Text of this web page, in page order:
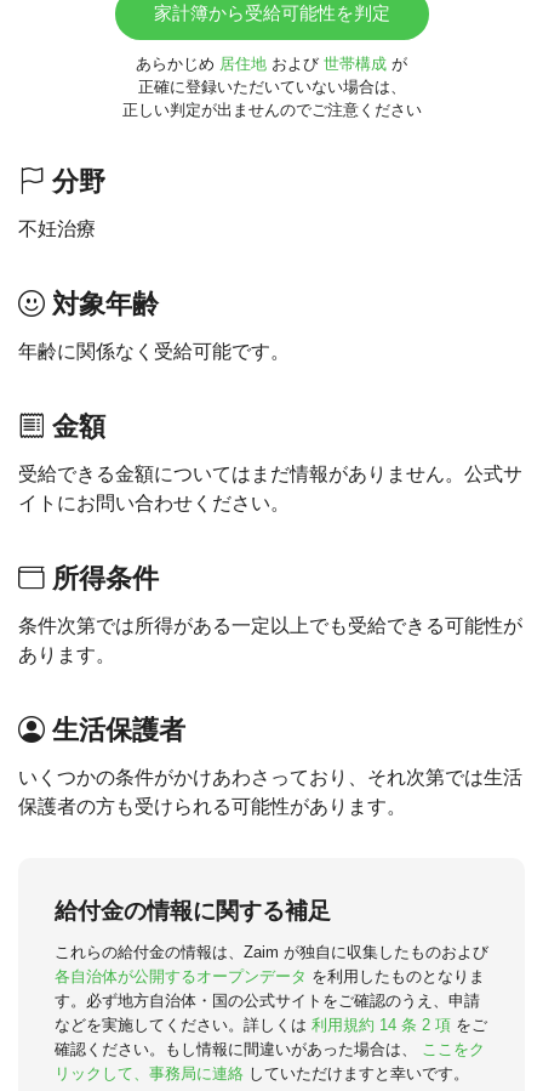
家計簿から受給可能性を判定
あらかじめ 居住地 および 世帯構成 が
正確に登録いただいていない場合は、
正しい判定が出ませんのでご注意ください
分野
不妊治療
対象年齢
年齢に関係なく受給可能です。
金額
受給できる金額についてはまだ情報がありません。公式サ
イトにお問い合わせください。
所得条件
条件次第では所得がある一定以上でも受給できる可能性が
あります。
生活保護者
いくつかの条件がかけあわさっており、それ次第では生活
保護者の方も受けられる可能性があります。
給付金の情報に関する補足
これらの給付金の情報は、Zaim が独自に収集したものおよび
各自治体が公開するオープンデータ を利用したものとなりま
す。必ず地方自治体・国の公式サイトをご確認のうえ、申請
などを実施してください。詳しくは 利用規約 14 条 2 項 をご
確認ください。もし情報に間違いがあった場合は、
ここをク
リックして、事務局に連絡 していただけますと幸いです。